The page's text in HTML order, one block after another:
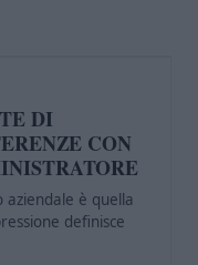
DI
CON
aziendale è quella
definisce